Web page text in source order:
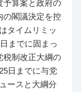
予算案と政府の
の閣議決定を控
タイムリミッ
までに固まっ
税制改正大綱の
日までに与党
ースと大綱分